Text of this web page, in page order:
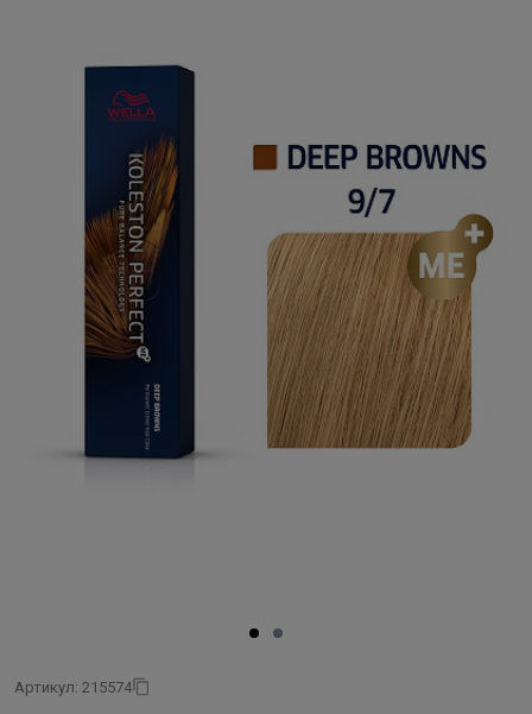
Артикул: 215574